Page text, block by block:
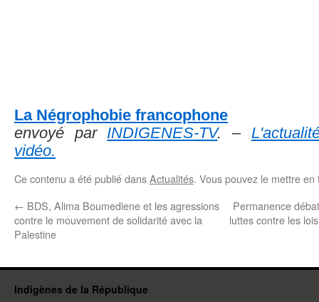
La Négrophobie francophone
envoyé par INDIGENES-TV. –
vidéo.
Ce contenu a été publié dansActualités. Vous pouvez le mettre
← BDS, Alima Boumediene et les agressions
contre le mouvement de solidarité avec la
Palestine
Permanence
luttes contre les
Indigènes de la République